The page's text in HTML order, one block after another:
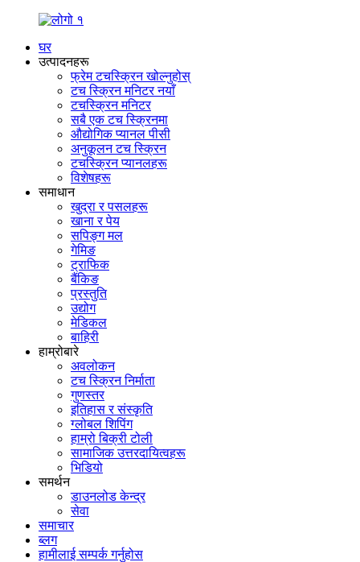
घर
उत्पादनहरू
फ्रेम टचस्क्रिन खोल्नुहोस्
टच स्क्रिन मनिटर नयाँ
टचस्क्रिन मनिटर
सबै एक टच स्क्रिनमा
औद्योगिक प्यानल पीसी
अनुकूलन टच स्क्रिन
टचस्क्रिन प्यानलहरू
विशेषहरू
समाधान
खुद्रा र पसलहरू
खाना र पेय
सपिङ्ग मल
गेमिङ
ट्राफिक
बैंकिङ
प्रस्तुति
उद्योग
मेडिकल
बाहिरी
हाम्रोबारे
अवलोकन
टच स्क्रिन निर्माता
गुणस्तर
इतिहास र संस्कृति
ग्लोबल शिपिंग
हाम्रो बिक्री टोली
सामाजिक उत्तरदायित्वहरू
भिडियो
समर्थन
डाउनलोड केन्द्र
सेवा
समाचार
ब्लग
हामीलाई सम्पर्क गर्नुहोस